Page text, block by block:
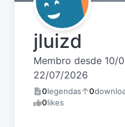
jluizd
Membro desde 10/
22/07/2026
0legendas 0
0likes